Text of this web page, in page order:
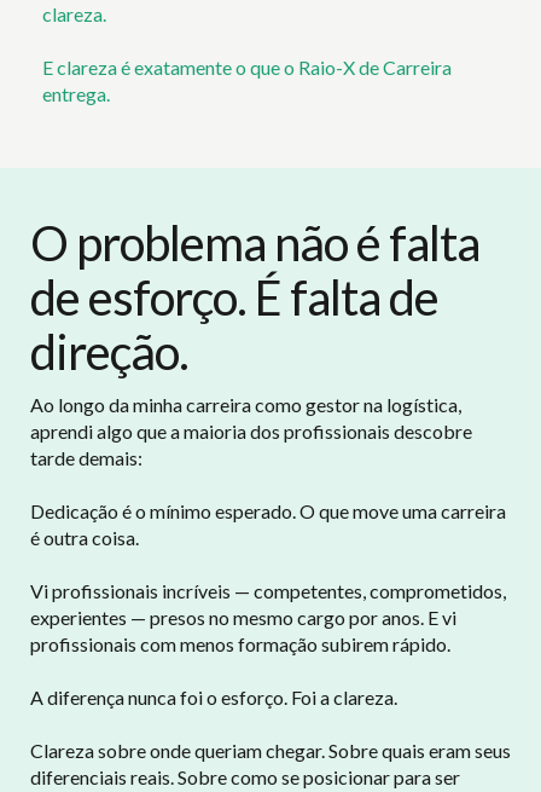
clareza.
E clareza é exatamente o que o Raio-X de Carreira
entrega.
O problema não é falta
de esforço. É falta de
direção.
Ao longo da minha carreira como gestor na logística,
aprendi algo que a maioria dos profissionais descobre
tarde demais:
Dedicação é o mínimo esperado. O que move uma carreira
é outra coisa.
Vi profissionais incríveis — competentes, comprometidos,
experientes — presos no mesmo cargo por anos. E vi
profissionais com menos formação subirem rápido.
A diferença nunca foi o esforço. Foi a clareza.
Clareza sobre onde queriam chegar. Sobre quais eram seus
diferenciais reais. Sobre como se posicionar para ser